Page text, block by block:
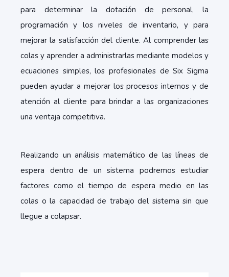
para determinar la dotación de personal, la
programación y los niveles de inventario, y para
mejorar la satisfacción del cliente. Al comprender las
colas y aprender a administrarlas mediante modelos y
ecuaciones simples, los profesionales de Six Sigma
pueden ayudar a mejorar los procesos internos y de
atención al cliente para brindar a las organizaciones
una ventaja competitiva.
Realizando un análisis matemático de las líneas de
espera dentro de un sistema podremos estudiar
factores como el tiempo de espera medio en las
colas o la capacidad de trabajo del sistema sin que
llegue a colapsar.